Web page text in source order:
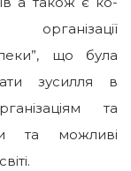
організації
що була
зусилля в
та
та можливі